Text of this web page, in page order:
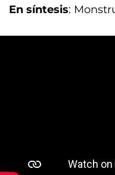
En síntesis: